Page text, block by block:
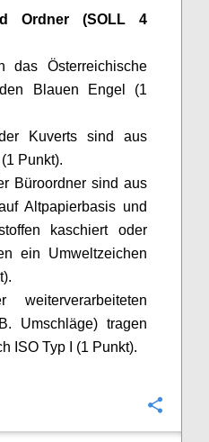
Ordner (SOLL 4
das Österreichische
Blauen Engel (1
Kuverts sind aus
Punkt).
Büroordner sind aus
Altpapierbasis und
kaschiert oder
ein Umweltzeichen
Umschläge) tragen
ISO Typ I (1 Punkt).